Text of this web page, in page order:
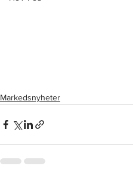
Markedsnyheter